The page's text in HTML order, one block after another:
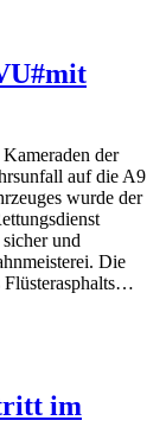
der
auf die A9
wurde der
und
Die
Flüsterasphalts…
im